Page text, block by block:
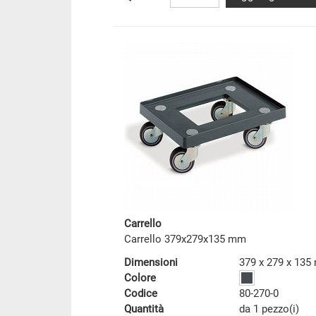
Carrello
Carrello 379x279x135 mm
Dimensioni
379 x 279 x 135
Colore
Codice
80-270-0
Quantità
da 1 pezzo(i)